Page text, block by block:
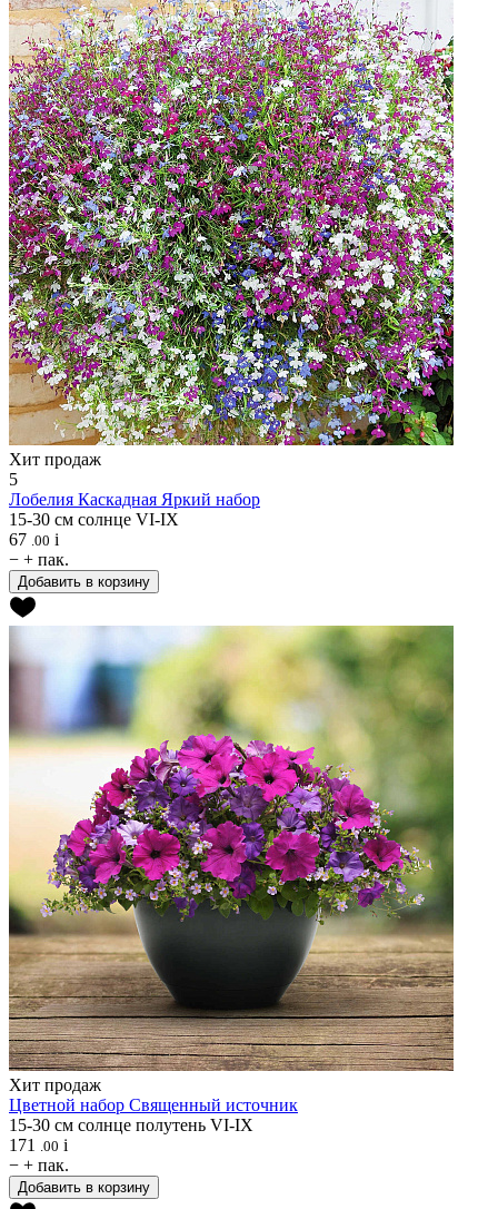
Хит продаж
5
Лобелия Каскадная Яркий набор
15-30 см солнце VI-IX
67 .00 i
− + пак.
Добавить в корзину
Хит продаж
Цветной набор Священный источник
15-30 см солнце полутень VI-IX
171
.00 i
− + пак.
Добавить в корзину